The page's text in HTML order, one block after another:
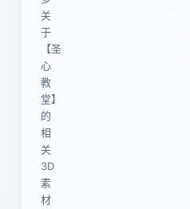
关
于
【圣
心
教
堂】
的
相
关
3D
素
材